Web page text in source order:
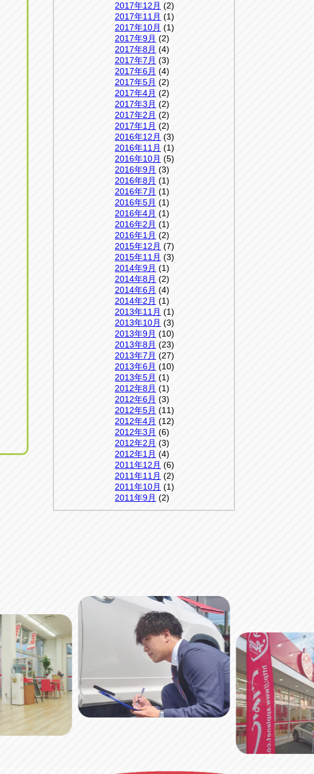
2017年12月 (2)
2017年11月 (1)
2017年10月 (1)
2017年9月 (2)
2017年8月 (4)
2017年7月 (3)
2017年6月 (4)
2017年5月 (2)
2017年4月 (2)
2017年3月 (2)
2017年2月 (2)
2017年1月 (2)
2016年12月 (3)
2016年11月 (1)
2016年10月 (5)
2016年9月 (3)
2016年8月 (1)
2016年7月 (1)
2016年5月 (1)
2016年4月 (1)
2016年2月 (1)
2016年1月 (2)
2015年12月 (7)
2015年11月 (3)
2014年9月 (1)
2014年8月 (2)
2014年6月 (4)
2014年2月 (1)
2013年11月 (1)
2013年10月 (3)
2013年9月 (10)
2013年8月 (23)
2013年7月 (27)
2013年6月 (10)
2013年5月 (1)
2012年8月 (1)
2012年6月 (3)
2012年5月 (11)
2012年4月 (12)
2012年3月 (6)
2012年2月 (3)
2012年1月 (4)
2011年12月 (6)
2011年11月 (2)
2011年10月 (1)
2011年9月 (2)